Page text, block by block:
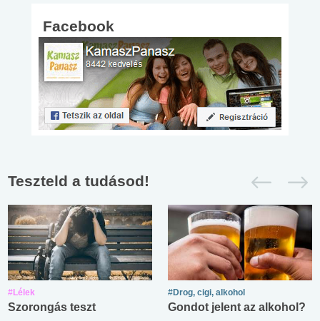
Facebook
Teszteld a tudásod!
#Lélek
Szorongás teszt
#Drog, cigi, alkohol
Gondot jelent az alkohol?